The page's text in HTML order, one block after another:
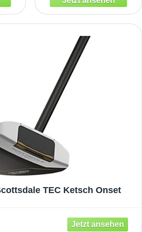
TEC Ketsch Onset